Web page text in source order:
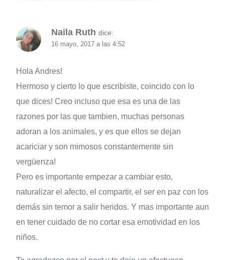
Naila Ruth dice:
16 mayo, 2017 a las 4:52
Hola Andres!
Hermoso y cierto lo que escribiste, coincido con lo
que dices! Creo incluso que esa es una de las
razones por las que tambien, muchas personas
adoran a los animales, y es que ellos se dejan
acariciar y son mimosos constantemente sin
vergüenza!
Pero es importante empezar a cambiar esto,
naturalizar el afecto, el compartir, el ser en paz con los
demás sin temor a salir heridos. Y mas importante aun
en tener cuidado de no cortar esa emotividad en los
niños.